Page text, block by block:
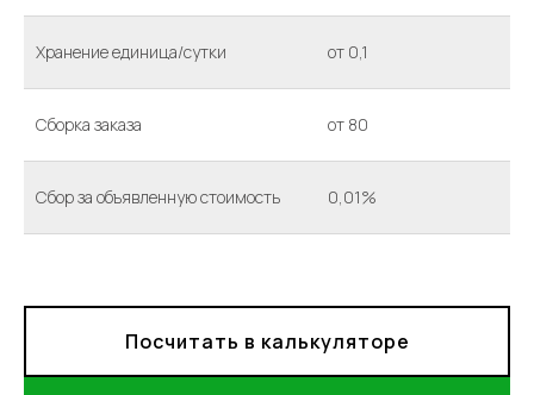
Хранение единица/сутки от 0,1
Сборка заказа от 80
Сбор за объявленную стоимость 0,01%
Посчитать в калькуляторе